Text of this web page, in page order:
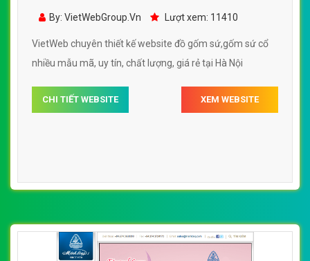
sứ,gốm sứ cổ nhiều mẫu mã
By: VietWebGroup.Vn Lượt xem: 11410
VietWeb chuyên thiết kế website đồ gốm sứ,gốm sứ cổ
nhiều mẫu mã, uy tín, chất lượng, giá rẻ tại Hà Nội
CHI TIẾT WEBSITE XEM WEBSITE